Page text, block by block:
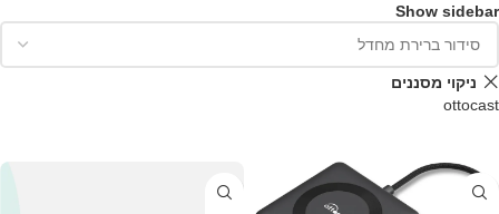
Show sidebar
ניקוי מסננים
ottocast